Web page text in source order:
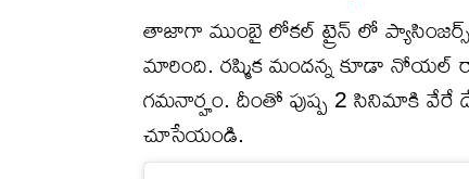
తాజాగా ముంబై లోకల్ ట్రైన్ లో
మారింది. రష్మిక మందన్న కూడా నోయల్
గమనార్హం. దీంతో పుష్ప 2 సినిమాకి వేరే
చూసేయండి.